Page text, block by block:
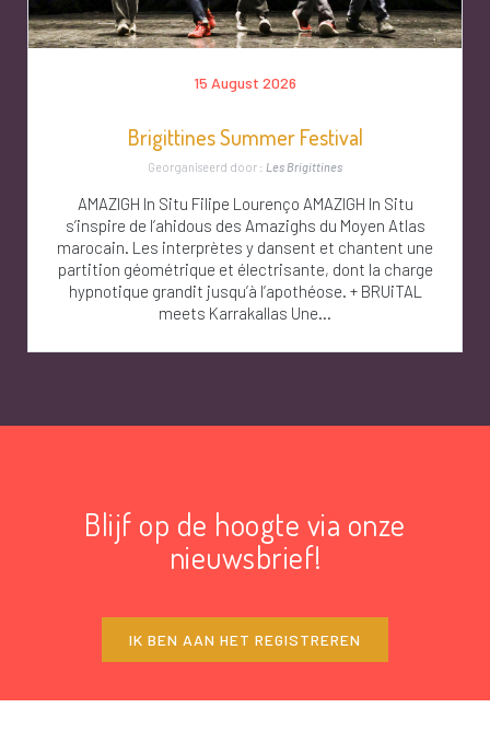
15 August 2026
Brigittines Summer Festival
Georganiseerd door : Les Brigittines
AMAZIGH In Situ Filipe Lourenço AMAZIGH In Situ
s’inspire de l’ahidous des Amazighs du Moyen Atlas
marocain. Les interprètes y dansent et chantent une
partition géométrique et électrisante, dont la charge
hypnotique grandit jusqu’à l’apothéose. + BRUiTAL
meets Karrakallas Une...
Blijf op de hoogte via onze
nieuwsbrief!
IK BEN AAN HET REGISTREREN